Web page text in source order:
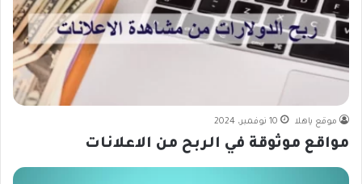
موقع ياهلا 10 نوفمبر، 2024
مواقع موثوقة في الربح من الاعلانات